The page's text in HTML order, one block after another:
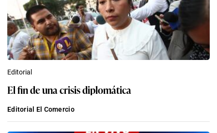
Editorial
El fin de una crisis diplomática
Editorial El Comercio